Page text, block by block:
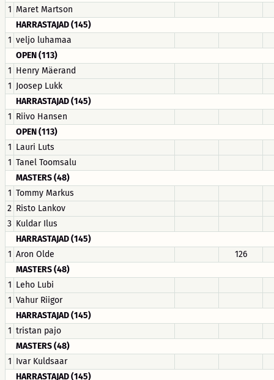
1 Maret Martson
HARRASTAJAD (145)
1 veljo luhamaa
OPEN (113)
1 Henry Mäerand
1 Joosep Lukk
HARRASTAJAD (145)
1 Riivo Hansen
OPEN (113)
1 Lauri Luts
1 Tanel Toomsalu
MASTERS (48)
1 Tommy Markus
2 Risto Lankov
3 Kuldar Ilus
HARRASTAJAD (145)
1 Aron Olde
126
MASTERS (48)
1 Leho Lubi
1 Vahur Riigor
HARRASTAJAD (145)
1 tristan pajo
MASTERS (48)
1 Ivar Kuldsaar
HARRASTAJAD (145)